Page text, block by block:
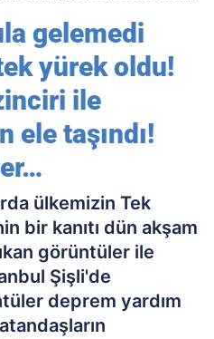
elden ele taşındı! İşte o
gelemedi
yürek oldu!
ile
ele taşındı!
ülkemizin Tek
bir kanıtı dün akşam
görüntüler ile
Şişli'de
deprem yardım